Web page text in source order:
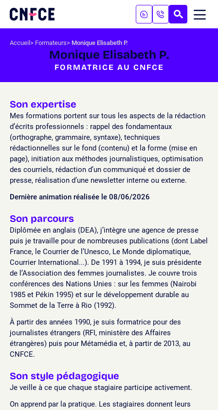
contenu
à
recherche
Logo
site
Accueil Formateurs Monique Elisabeth P.
Monique Elisabeth P.
FORMATRICE AU CNFCE
Son expertise
Mes formations portent sur tous les aspects de la rédaction
d’écrits professionnels : rappel des fondamentaux
(orthographe, grammaire, syntaxe), techniques
rédactionnelles sur le fond (contenu) et la forme (mise en
page), initiation aux méthodes journalistiques, optimisation
des courriels, rédaction d’un communiqué et dossier de
presse, réalisation d’une newsletter interne ou externe.
Dernière animation réalisée le 08/06/2026
Son parcours
Diplômée en anglais (DEA), j’intègre une agence de presse
puis je travaille pour de nombreuses publications (dont Label
France, le Courrier de l’Unesco, Le Monde diplomatique,
Courrier International...). De 1991 à 1994, je suis présidente
de l’Association des femmes journalistes. Je couvre trois
conférences des Nations Unies : sur les femmes (Nairobi
1985 et Pékin 1995) et sur le développement durable au
Sommet de la Terre à Rio (1992).
À partir des années 1990, je suis formatrice pour des
journalistes étrangers (RFI, ministère des Affaires
étrangères) puis pour Métamédia et, à partir de 2013, au
CNFCE.
Son style pédagogique
Je veille à ce que chaque stagiaire participe activement.
On apprend par la pratique. Les stagiaires donnent leurs